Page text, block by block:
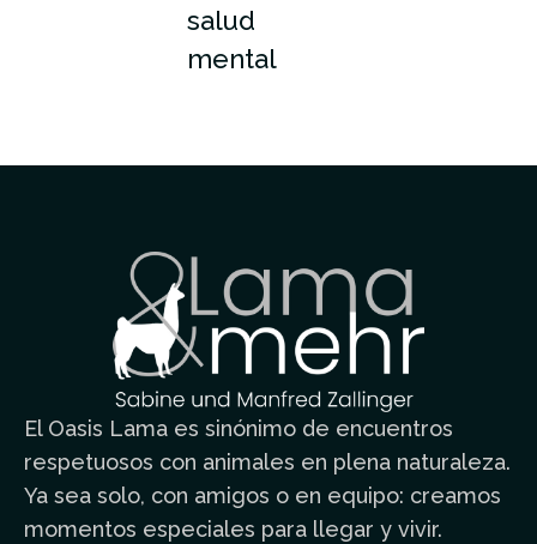
salud
mental
El Oasis Lama es sinónimo de encuentros
respetuosos con animales en plena naturaleza.
Ya sea solo, con amigos o en equipo: creamos
momentos especiales para llegar y vivir.